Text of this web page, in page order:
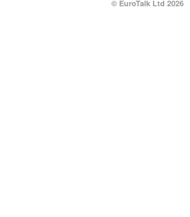
© EuroTalk Ltd 2026